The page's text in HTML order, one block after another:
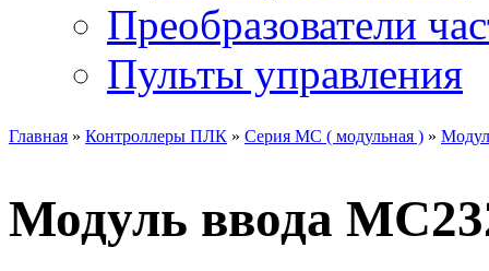
Преобразователи
Пульты управления
Главная » Контроллеры ПЛК » Серия MC ( модульная ) »
Модуль ввода